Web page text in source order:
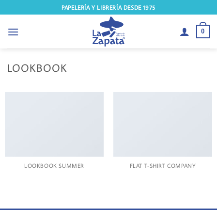
al
contenido
PAPELERÍA Y LIBRERÍA DESDE 1975
0
LOOKBOOK
LOOKBOOK SUMMER FLAT T-SHIRT COMPANY